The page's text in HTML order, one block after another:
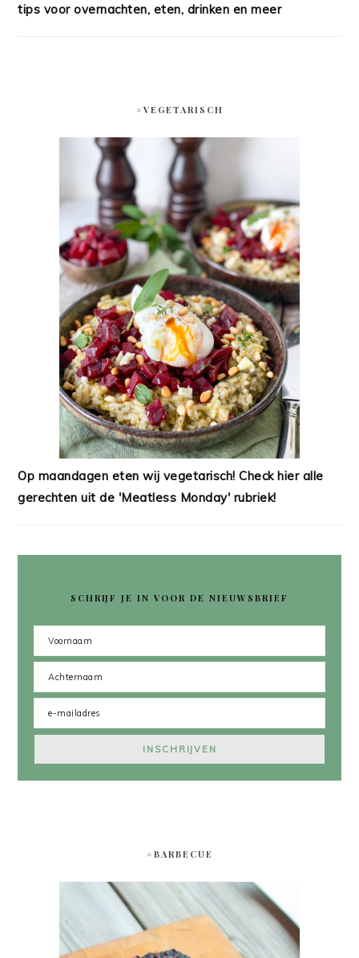
tips voor overnachten, eten, drinken en meer
#VEGETARISCH
Op maandagen eten wij vegetarisch! Check hier alle
gerechten uit de 'Meatless Monday' rubriek!
SCHRIJF JE IN VOOR DE NIEUWSBRIEF
#BARBECUE